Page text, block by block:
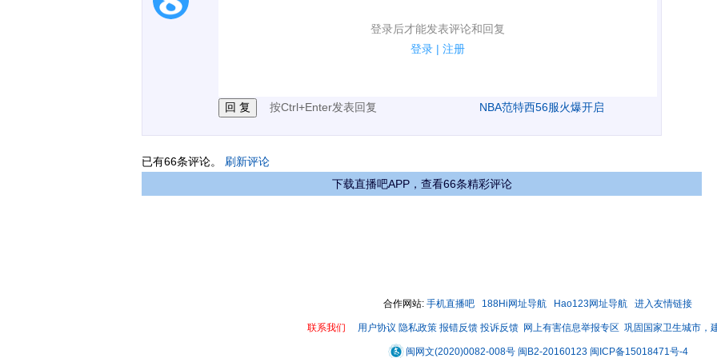
登录后才能发表评论和回复
登录 | 注册
1.电脑端新用户可以发表评论了！
按Ctrl+Enter发表回复 NBA范特西56服火爆开启
已有66条评论。 刷新评论
下载直播吧APP，查看66条精彩评论
合作网站: 手机直播吧 188Hi网址导航 Hao123网址导航 进入友情链接
联系我们 用户协议 隐私政策 报错反馈 投诉反馈 网上有害信息举报专区 巩固国家卫生城市，
闽网文(2020)0082-008号 闽B2-20160123 闽ICP备15018471号-4